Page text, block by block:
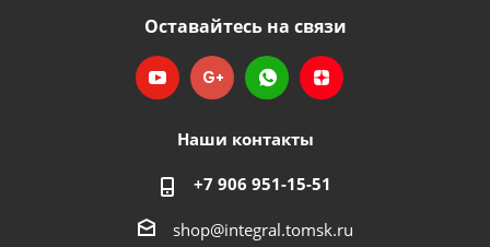
Оставайтесь на связи
Наши контакты
+7 906 951-15-51
shop@integral.tomsk.ru